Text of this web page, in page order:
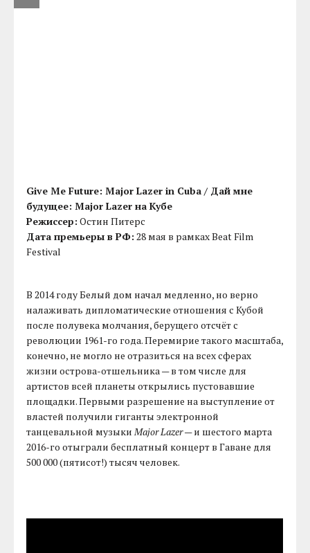
Give Me Future: Major Lazer in Cuba / Дай мне
будущее: Major Lazer на Кубе
Режиссер: Остин Питерс
Дата премьеры в РФ: 28 мая в рамках Beat Film
Festival
В 2014 году Белый дом начал медленно, но верно
налаживать дипломатические отношения с Кубой
после полувека молчания, берущего отсчёт с
революции 1961-го года. Перемирие такого масштаба,
конечно, не могло не отразиться на всех сферах
жизни острова-отшельника — в том числе для
артистов всей планеты открылись пустовавшие
площадки. Первыми разрешение на выступление от
властей получили гиганты электронной
танцевальной музыкиMajor Lazer— и шестого марта
2016-го отыграли бесплатный концерт в Гаване для
500 000 (пятисот!) тысяч человек.